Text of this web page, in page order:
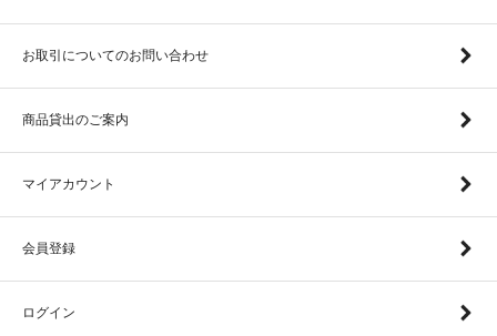
お取引についてのお問い合わせ
商品貸出のご案内
マイアカウント
会員登録
ログイン